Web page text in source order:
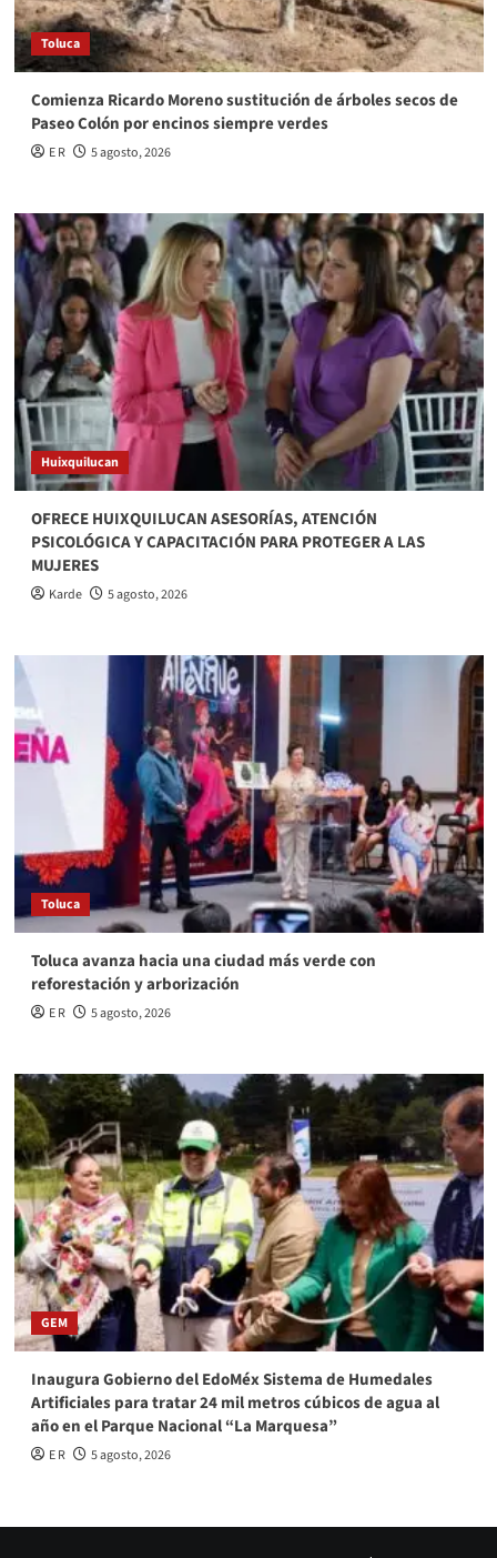
Toluca
Comienza Ricardo Moreno sustitución de árboles secos de
Paseo Colón por encinos siempre verdes
E R 5 agosto, 2026
Huixquilucan
OFRECE HUIXQUILUCAN ASESORÍAS, ATENCIÓN
PSICOLÓGICA Y CAPACITACIÓN PARA PROTEGER A LAS
MUJERES
Karde 5 agosto, 2026
Toluca
Toluca avanza hacia una ciudad más verde con
reforestación y arborización
E R 5 agosto, 2026
GEM
Inaugura Gobierno del EdoMéx Sistema de Humedales
Artificiales para tratar 24 mil metros cúbicos de agua al
año en el Parque Nacional “La Marquesa”
E R 5 agosto, 2026